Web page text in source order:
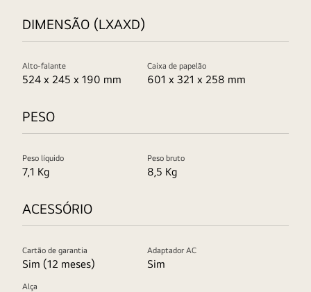
DIMENSÃO (LXAXD)
Alto-falante
524 x 245 x 190 mm
Caixa de papelão
601 x 321 x 258 mm
PESO
Peso líquido
7,1 Kg
Peso bruto
8,5 Kg
ACESSÓRIO
Cartão de garantia
Sim (12 meses)
Adaptador AC
Sim
Alça